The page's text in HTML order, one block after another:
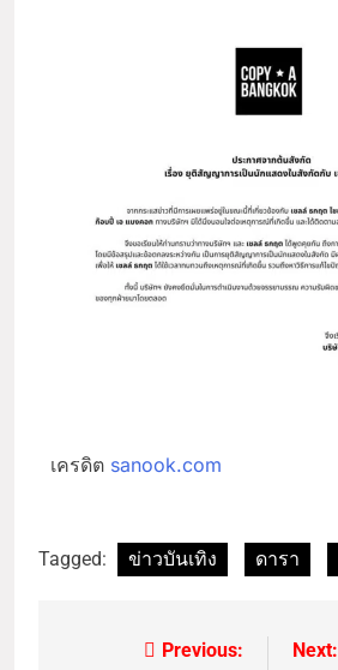
เครดิต sanook.com
Tagged: ข่าวบันเทิง ดารา
Previous:
Next: